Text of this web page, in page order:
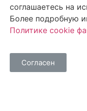
соглашаетесь на
Более подробную
Политике cookie
Согласен